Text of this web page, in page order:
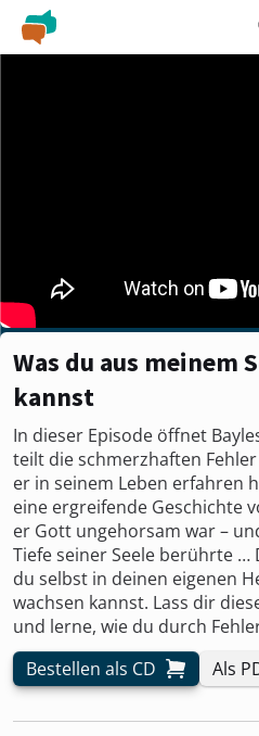
Was du aus meinem
kannst
In dieser Episode öffnet
teilt die schmerzhaften
er in seinem Leben erfahren
eine ergreifende Geschichte
er Gott ungehorsam war –
Tiefe seiner Seele berührte …
du selbst in deinen eigenen
wachsen kannst. Lass dir
und lerne, wie du durch
Bestellen als CD
Als